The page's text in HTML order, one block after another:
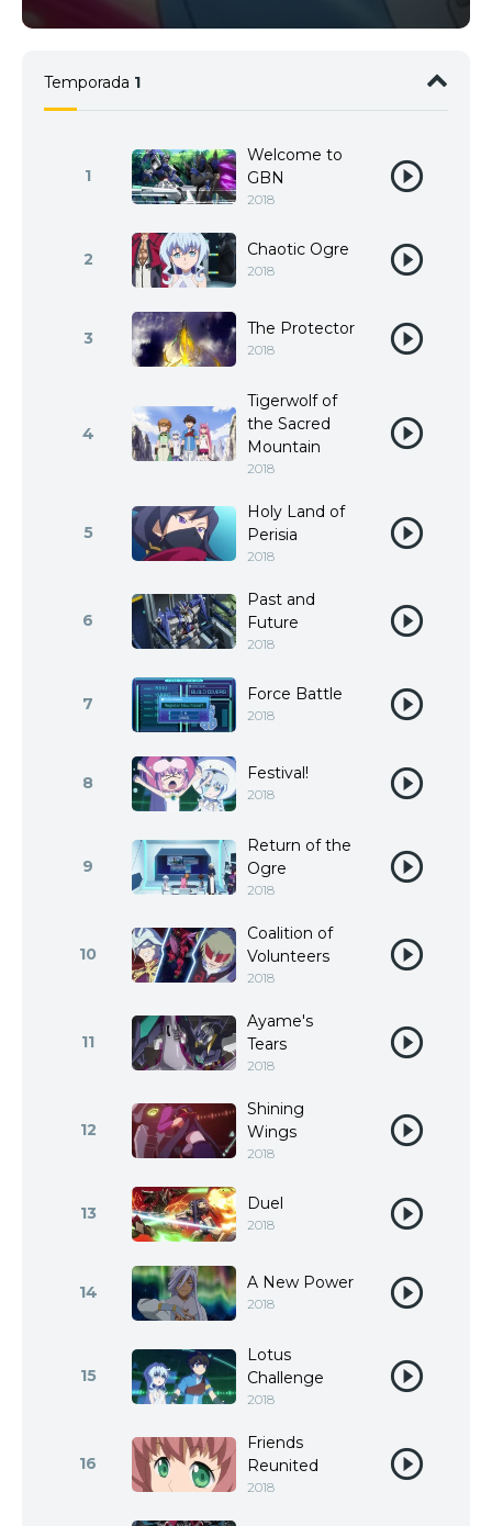
Temporada 1
1
Welcome to
GBN
2018
2 Chaotic Ogre
2018
3 The Protector
2018
4
Tigerwolf of
the Sacred
Mountain
2018
5
Holy Land of
Perisia
2018
6
Past and
Future
2018
7 Force Battle
2018
8 Festival!
2018
9
Return of the
Ogre
2018
10
Coalition of
Volunteers
2018
11
Ayame's
Tears
2018
12
Shining
Wings
2018
13 Duel
2018
14 A New Power
2018
15
Lotus
Challenge
2018
16
Friends
Reunited
2018